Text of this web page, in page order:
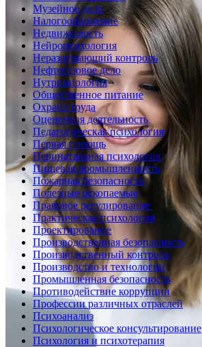
Музейное дело
Налогообложение
Недвижимость
Нейропсихология
Неразрушающий контроль
Нефтегазовое дело
Нутрициология
Общественное питание
Охрана труда
Оценочная деятельность
Педагогическая психология
Первая помощь
Перинатальная психология
Пищевая промышленность
Пожарная безопасность
Полезные ископаемые
Правовое регулирование
Практическая психология
Проектирование
Производственная безопасность
Производственный контроль
Производство и технологии
Промышленная безопасность
Противодействие коррупции
Профессии различных отраслей
Психоанализ
Психологическое консультирование
Психология и психотерапия